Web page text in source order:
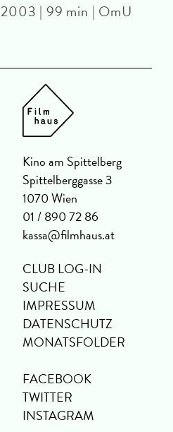
| 99 min | OmU
Kino am Spittelberg
Spittelberggasse 3
1070 Wien
01 / 890 72 86
kassa@filmhaus.at
CLUB LOG-IN
SUCHE
IMPRESSUM
DATENSCHUTZ
MONATSFOLDER
FACEBOOK
TWITTER
INSTAGRAM